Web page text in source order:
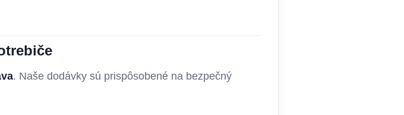
. Naše dodávky sú prispôsobené na bezpečný